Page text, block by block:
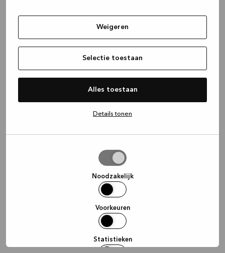
Weigeren
Selectie toestaan
Alles toestaan
Details tonen
Noodzakelijk
Voorkeuren
Statistieken
(see the browser console for more
information).